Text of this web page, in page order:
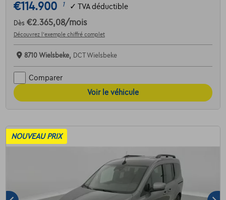
€114.900 1 ✓ TVA déductible
Dès €2.365,08/mois
Découvrez l’exemple chiffré complet
8710 Wielsbeke, DCT Wielsbeke
Comparer
Voir le véhicule
NOUVEAU PRIX